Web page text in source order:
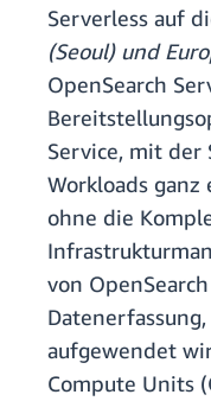
Serverless auf
(Seoul) und
OpenSearch
Service, mit der
Workloads
ohne die
von
aufgewendet
Compute Units